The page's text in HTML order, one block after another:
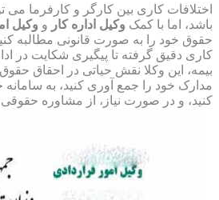
اختلافات کاری بین کارگر و کارفرما می
باشد، اما با کمک وکیل اداره کار و وکیل
حقوق خود را به صورت قانونی مطالبه
کاری دقیق گرفته تا پیگیری شکایت در
بیمه، این وکلا نقش حیاتی در احقاق
مدارک خود را جمع آوری کنید، به
کنید، و در صورت نیاز، از مشاوره